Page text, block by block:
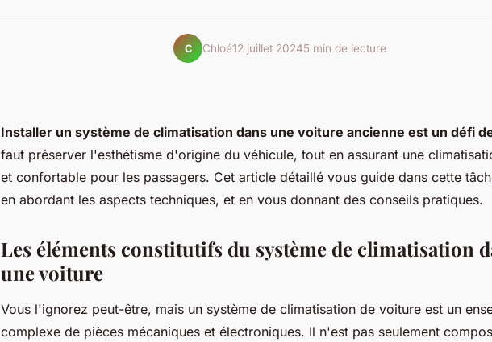
C Chloé12 juillet 20245 min de lecture
Installer un système de climatisation dans une voiture ancienne est un défi
faut préserver l'esthétisme d'origine du véhicule, tout en assurant une
et confortable pour les passagers. Cet article détaillé vous guide dans cette
en abordant les aspects techniques, et en vous donnant des conseils pratiques.
Les éléments constitutifs du système de climatisation
une voiture
Vous l'ignorez peut-être, mais un système de climatisation de voiture est un
complexe de pièces mécaniques et électroniques. Il n'est pas seulement